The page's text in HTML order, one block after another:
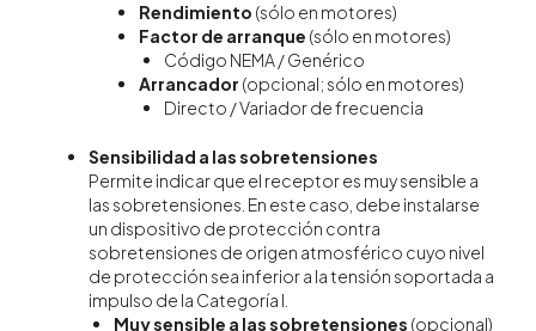
Rendimiento (sólo en motores)
Factor de arranque (sólo en motores)
Código NEMA / Genérico
Arrancador (opcional; sólo en motores)
Directo / Variador de frecuencia
Sensibilidad a las sobretensiones
Permite indicar que el receptor es muy sensible a
las sobretensiones. En este caso, debe instalarse
un dispositivo de protección contra
sobretensiones de origen atmosférico cuyo nivel
de protección sea inferior a la tensión soportada a
impulso de la Categoría I.
Muy sensible a las sobretensiones (opcional)